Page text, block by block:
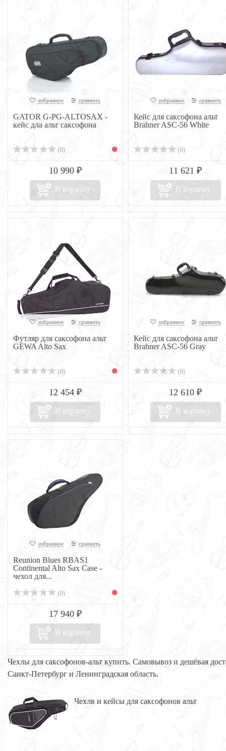
избранное сравнить
GATOR G-PG-ALTOSAX -
кейс дла альт саксофона
(0)
10 990 ₽
В корзину
избранное сравнить
Кейс для саксофона альт
Brahner ASC-56 White
(0)
11 621 ₽
В корзину
избранное сравнить
Футляр для саксофона альт
GEWA Alto Sax
(0)
12 454 ₽
В корзину
избранное сравнить
Кейс для саксофона альт
Brahner ASC-56 Gray
(0)
12 610 ₽
В корзину
избранное сравнить
Reunion Blues RBAS1
Continental Alto Sax Case -
чехол для...
(0)
17 940 ₽
В корзину
Чехлы для саксофонов-альт купить. Самовывоз и дешёвая
Санкт-Петербург и Ленинградская область.
Чехлв и кейсы для саксофонов альт